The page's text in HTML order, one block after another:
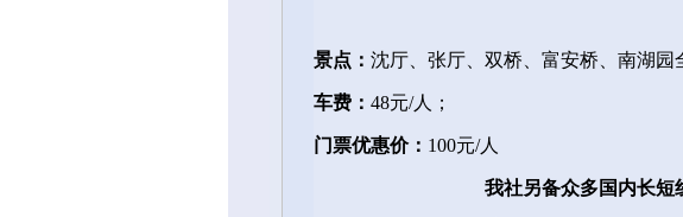
景点： 沈厅、张厅、双桥、富安桥、南湖园
车费： 48元/人；
门票优惠价： 100元/人
我社另备众多国内长短